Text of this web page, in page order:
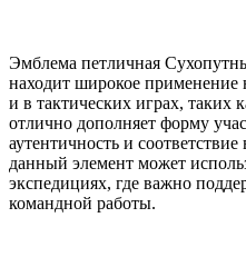
Эмблема петличная
находит широкое применение
и в тактических играх, таких
отлично дополняет форму
аутентичность и
данный элемент может
экспедициях, где важно
командной работы.